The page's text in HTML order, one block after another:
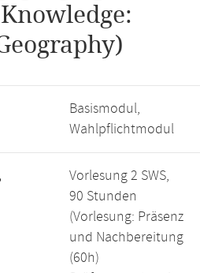
Basismodul,
Wahlpflichtmodul
Vorlesung 2 SWS,
90 Stunden
(Vorlesung: Präsenz
und Nachbereitung
(60h)